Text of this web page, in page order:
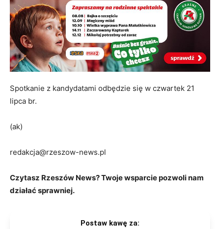
Spotkanie z kandydatami odbędzie się w czwartek 21
lipca br.
(ak)
redakcja@rzeszow-news.pl
Czytasz Rzeszów News? Twoje wsparcie pozwoli nam
działać sprawniej.
Postaw kawę za: